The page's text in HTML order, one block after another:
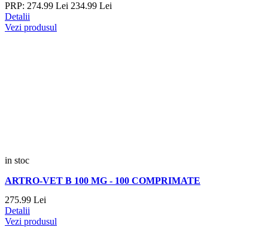
PRP: 274.99 Lei 234.99 Lei
Detalii
Vezi produsul
in stoc
ARTRO-VET B 100 MG - 100 COMPRIMATE
275.99 Lei
Detalii
Vezi produsul